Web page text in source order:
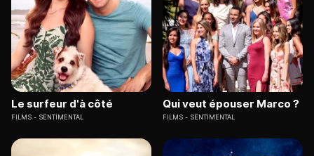
Le surfeur d'à côté
FILMS SENTIMENTAL
Qui veut épouser Marco ?
FILMS SENTIMENTAL